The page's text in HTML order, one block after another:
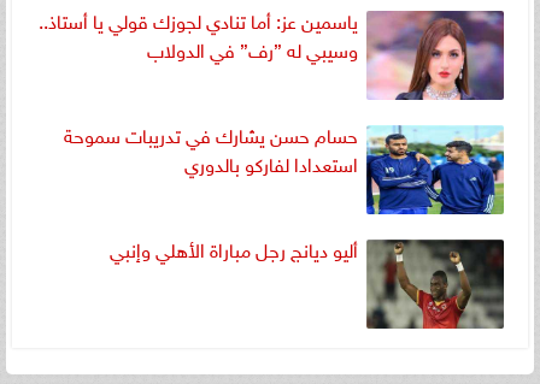
ياسمين عز: أما تنادي لجوزك قولي يا أستاذ..
وسيبي له ”رف” في الدولاب
حسام حسن يشارك في تدريبات سموحة
استعدادا لفاركو بالدوري
أليو ديانج رجل مباراة الأهلي وإنبي